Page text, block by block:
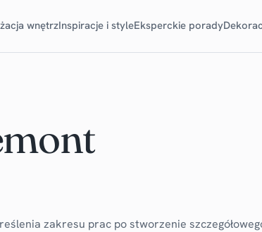
wnętrzInspiracje i styleEksperckie porady
zakresu prac po stworzenie